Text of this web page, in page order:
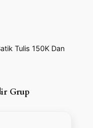
Tulis 150K Dan
Grup